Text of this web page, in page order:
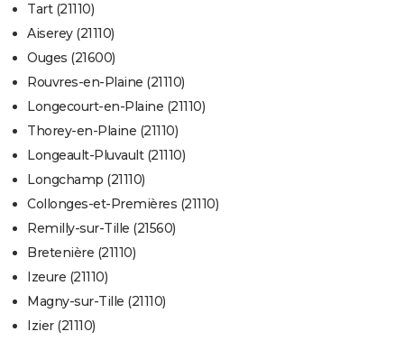
Tart (21110)
Aiserey (21110)
Ouges (21600)
Rouvres-en-Plaine (21110)
Longecourt-en-Plaine (21110)
Thorey-en-Plaine (21110)
Longeault-Pluvault (21110)
Longchamp (21110)
Collonges-et-Premières (21110)
Remilly-sur-Tille (21560)
Bretenière (21110)
Izeure (21110)
Magny-sur-Tille (21110)
Izier (21110)